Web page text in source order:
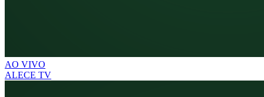
AO VIVO
ALECE TV